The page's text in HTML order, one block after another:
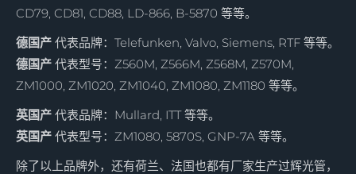
CD79, CD81, CD88, LD-866, B-5870 等等。
德国产 代表品牌：Telefunken, Valvo, Siemens, RTF 等等。
德国产 代表型号：Z560M, Z566M, Z568M, Z570M,
ZM1000, ZM1020, ZM1040, ZM1080, ZM1180 等等。
英国产 代表品牌：Mullard, ITT 等等。
英国产 代表型号：ZM1080, 5870S, GNP-7A 等等。
除了以上品牌外，还有荷兰、法国也都有厂家生产过辉光管，